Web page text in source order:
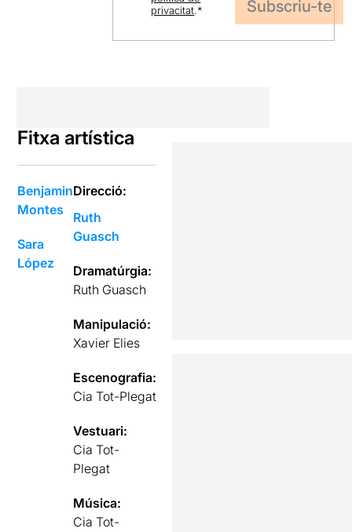
privacitat.*
Fitxa artística
Benjamin
Montes
Sara
López
Direcció:
Ruth
Guasch
Dramatúrgia:
Ruth Guasch
Manipulació:
Xavier Elies
Escenografia:
Cia Tot-Plegat
Vestuari:
Cia Tot-
Plegat
Música:
Cia Tot-